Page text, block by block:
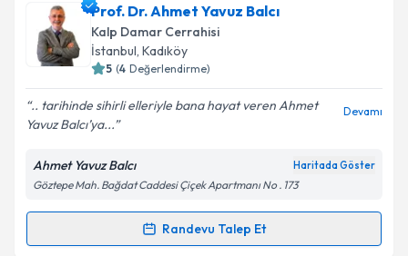
Prof. Dr. Kenan Abdurrahman Kara
takvimi talebi oluşturun. Size bu uzmandan randevu
almanız için bir takvim hazırlandığında e-posta ile
bilgilendireceğiz.
E-posta Adresiniz
Kişisel verilerimin işlenmesine ilişkinAydınlatma
Metni'ni okudum ve kişisel verilerimin belirtilen
kapsamda işlenmesini kabul ediyorum.
Prof. Dr. Ahmet Yavuz Balcı
Kalp Damar Cerrahisi
İstanbul, Kadıköy
5 (4 Değerlendirme)
.. tarihinde sihirli elleriyle bana hayat veren Ahmet
Yavuz Balcı’ya...
Devamı
Ahmet Yavuz Balcı Haritada Göster
Göztepe Mah. Bağdat Caddesi Çiçek Apartmanı No . 173
Randevu Talep Et
Randevu Takvimi Talebi